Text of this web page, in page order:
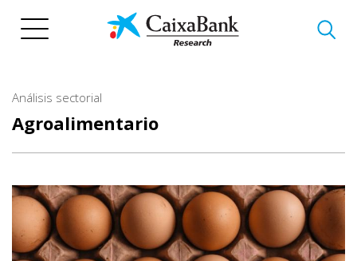
Análisis sectorial
Agroalimentario